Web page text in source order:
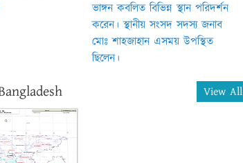
ভাঙ্গন কবলিত বিভিন্ন স্থান পরিদর্শন
করেন। স্থানীয় সংসদ সদস্য জনাব
মোঃ শাহজাহান এসময় উপস্থিত
ছিলেন।
View All